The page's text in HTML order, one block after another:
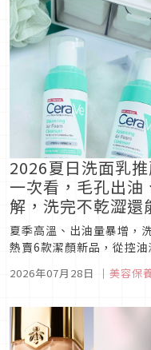
2026夏日洗面乳
一次看，毛孔出油
解，洗完不乾澀還
夏季高溫、出油量暴增，
熱賣6款潔顏新品，從控
潔顏選擇，洗出清爽、水
2026年07月28日 ｜ 美容保